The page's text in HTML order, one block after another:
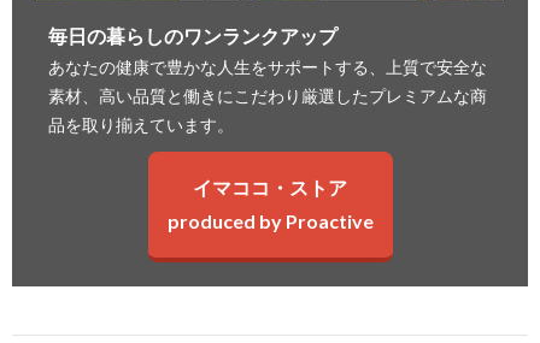
毎日の暮らしのワンランクアップ
あなたの健康で豊かな人生をサポートする、上質で安全な
素材、高い品質と働きにこだわり厳選したプレミアムな商
品を取り揃えています。
イマココ・ストア
produced by Proactive